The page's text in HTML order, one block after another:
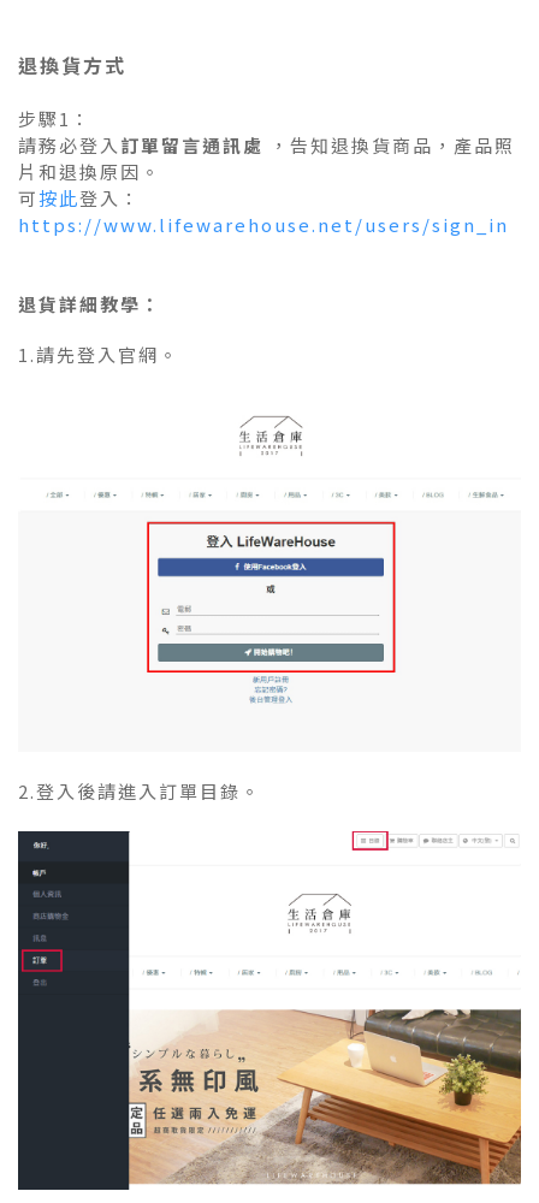
退換貨方式
步驟1：
請務必登入 訂單留言通訊處 ，告知退換貨商品， 產品照
片和退換原因。
可按此登入：
https://www.lifewarehouse.net/users/sign_in
退貨詳細教學：
1.請先登入官網。
2.登入後請進入訂單目錄。